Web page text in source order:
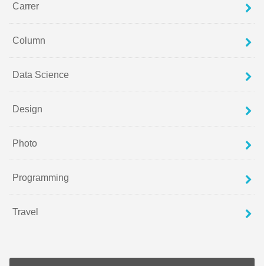
Carrer
Column
Data Science
Design
Photo
Programming
Travel